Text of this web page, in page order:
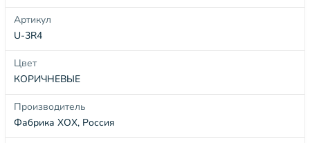
Артикул
U-3R4
Цвет
КОРИЧНЕВЫЕ
Производитель
Фабрика ХОХ, Россия